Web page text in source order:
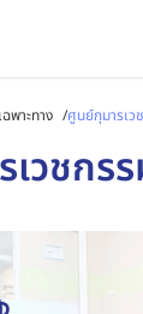
พาะทาง /ศูนย์กุมารเว
วชกร